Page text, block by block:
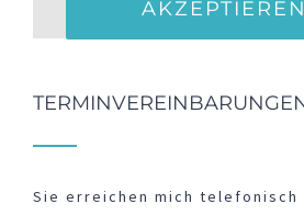
AKZEPTIEREN
Sie erreichen mich telefonisch